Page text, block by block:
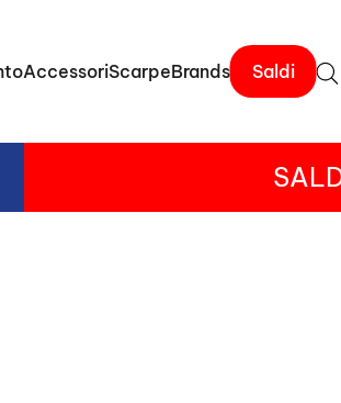
AccessoriScarpeBrands Saldi